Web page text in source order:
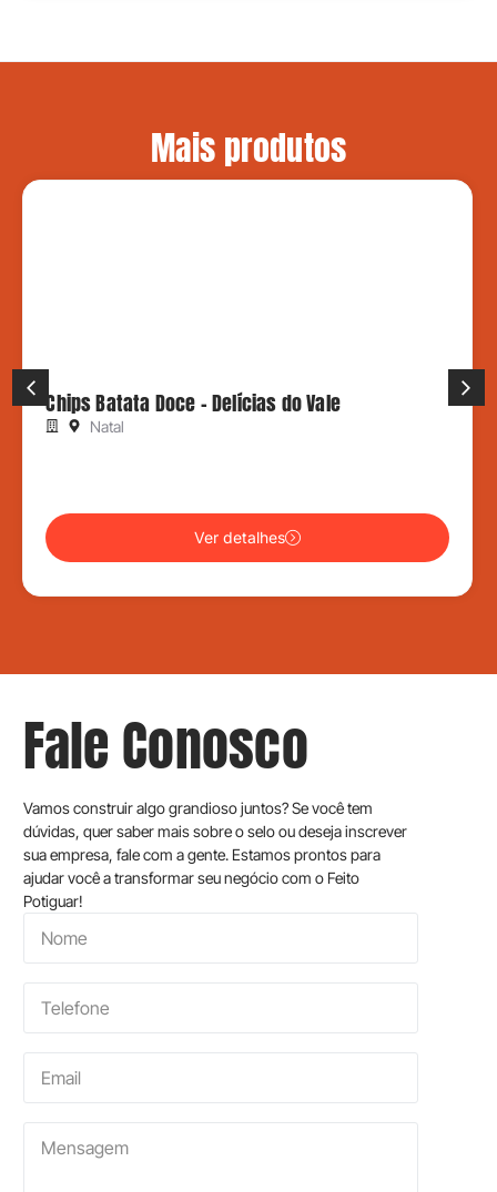
Mais produtos
Chips Batata Doce – Delícias do Vale
Natal
Ver detalhes
Fale Conosco
Vamos construir algo grandioso juntos? Se você tem
dúvidas, quer saber mais sobre o selo ou deseja inscrever
sua empresa, fale com a gente. Estamos prontos para
ajudar você a transformar seu negócio com o Feito
Potiguar!